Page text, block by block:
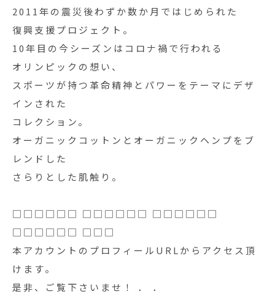
2011年の震災後わずか数か月ではじめられた
復興支援プロジェクト。
10年目の今シーズンはコロナ禍で行われる
オリンピックの想い、
スポーツが持つ革命精神とパワーをテーマにデザ
インされた
コレクション。
オーガニックコットンとオーガニックヘンプをブ
レンドした
さらりとした肌触り。
□□□□□□ □□□□□□ □□□□□□
□□□□□□ □□□
本アカウントのプロフィールURLからアクセス頂
けます。
是非、ご覧下さいませ！ ． ．